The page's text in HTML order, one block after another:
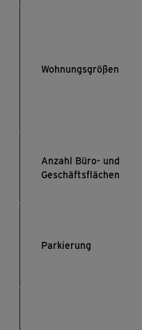
Wohnungsgrößen
Anzahl Büro- und
Geschäftsflächen
Parkierung